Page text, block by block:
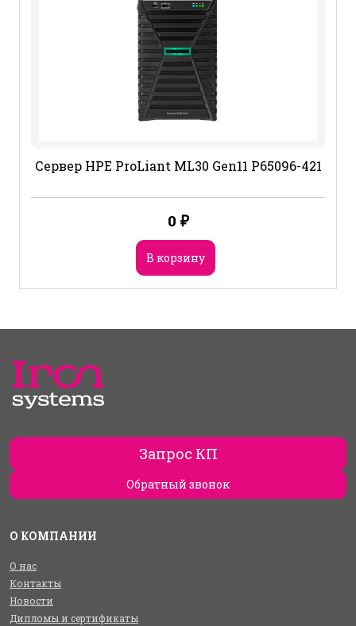
Сервер HPE ProLiant ML30 Gen11 P65096-421
0 ₽
В корзину
Запрос КП
Обратный звонок
О КОМПАНИИ
О нас
Контакты
Новости
Дипломы и сертификаты